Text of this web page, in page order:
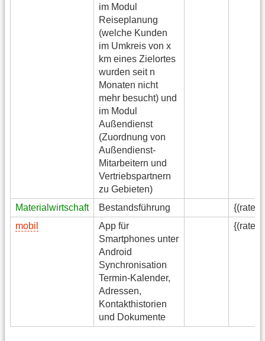
im Modul
Reiseplanung
(welche Kunden
im Umkreis von x
km eines Zielortes
wurden seit n
Monaten nicht
mehr besucht) und
im Modul
Außendienst
(Zuordnung von
Außendienst-
Mitarbeitern und
Vertriebspartnern
zu Gebieten)
Materialwirtschaft Bestandsführung
mobil
App für
Smartphones unter
Android
Synchronisation
Termin-Kalender,
Adressen,
Kontakthistorien
und Dokumente